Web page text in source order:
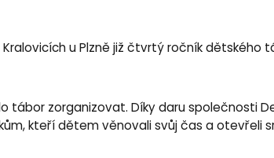
u Plzně již čtvrtý ročník
zorganizovat. Díky daru společnosti
kteří dětem věnovali svůj čas a otevřeli